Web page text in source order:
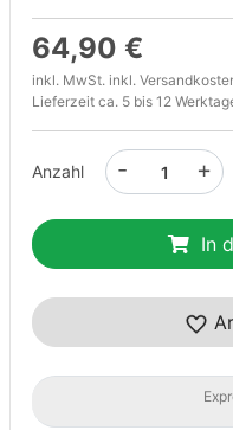
64,90 €
inkl. MwSt. inkl.
Lieferzeit ca. 5 bis 12
Anzahl +
-
In